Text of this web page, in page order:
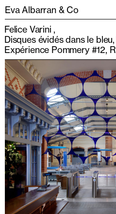
Eva Albarran & Co
Felice Varini
Disques évidés dans le
Expérience Pommery #12,